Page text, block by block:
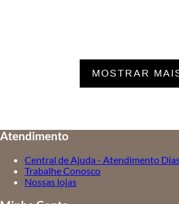
MOSTRAR
Atendimento
Central de Ajuda - Atendimento
Trabalhe Conosco
Nossas lojas